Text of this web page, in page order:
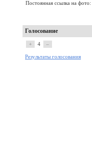
Постоянная ссылка на фото:
Голосование
+ 4 –
Результаты голосования